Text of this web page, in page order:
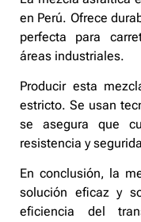
en Perú. Ofrece
perfecta para
áreas industriales.
Producir esta
estricto. Se usan
se asegura que
resistencia y
En conclusión, la
solución eficaz y
eficiencia del